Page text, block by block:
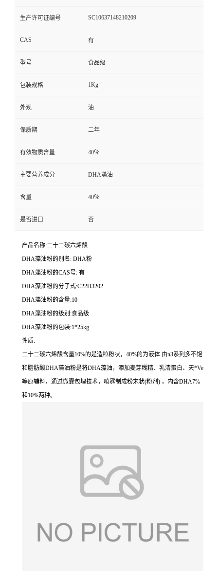
生产许可证编号 SC10637148210209
CAS 有
型号 食品级
包装规格 1Kg
外观 油
保质期 二年
有效物质含量 40％
主要营养成分 DHA藻油
含量 40％
是否进口 否
产品名称:二十二碳六烯酸
DHA藻油粉的别名: DHA粉
DHA藻油粉的CAS号: 有
DHA藻油粉的分子式:C22H3202
DHA藻油粉的含量:10
DHA藻油粉的级别:食品级
DHA藻油粉的包装:1*25kg
性质:
二十二碳六烯酸含量10%的是造粒粉状，40%的为液体 由n3系列多不饱
和脂肪酸DHA藻油粉是将DHA藻油，添加麦芽糊精、乳清蛋白、天*Ve
等原辅料，通过微囊包埋技术，喷雾制成粉末状(粉剂) ，内含DHA7%
和10%两种。